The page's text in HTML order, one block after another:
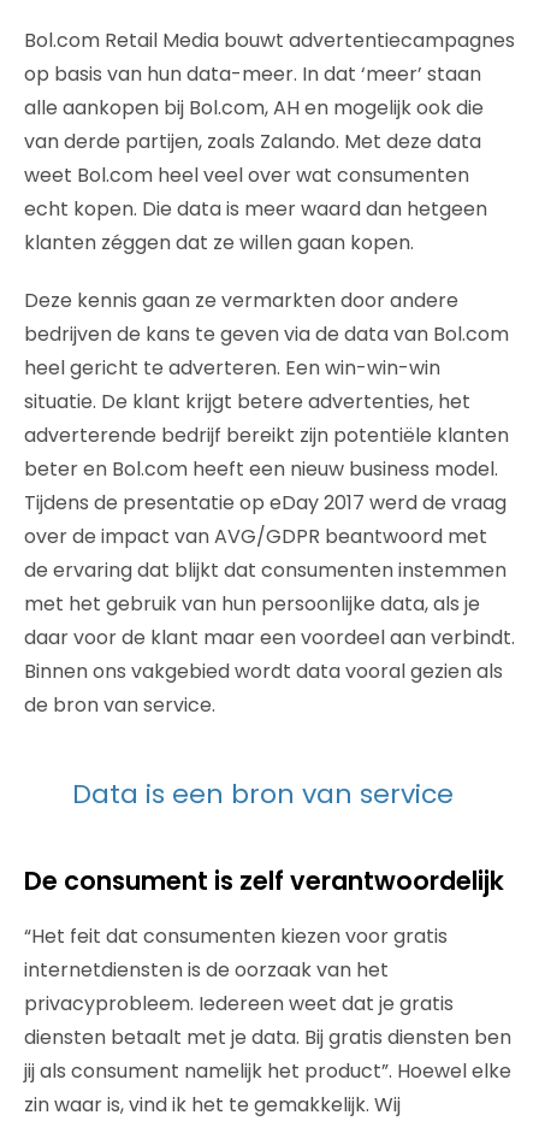
Bol.com Retail Media bouwt advertentiecampagnes
op basis van hun data-meer. In dat ‘meer’ staan
alle aankopen bij Bol.com, AH en mogelijk ook die
van derde partijen, zoals Zalando. Met deze data
weet Bol.com heel veel over wat consumenten
echt kopen. Die data is meer waard dan hetgeen
klanten zéggen dat ze willen gaan kopen.
Deze kennis gaan ze vermarkten door andere
bedrijven de kans te geven via de data van Bol.com
heel gericht te adverteren. Een win-win-win
situatie. De klant krijgt betere advertenties, het
adverterende bedrijf bereikt zijn potentiële klanten
beter en Bol.com heeft een nieuw business model.
Tijdens de presentatie op eDay 2017 werd de vraag
over de impact van AVG/GDPR beantwoord met
de ervaring dat blijkt dat consumenten instemmen
met het gebruik van hun persoonlijke data, als je
daar voor de klant maar een voordeel aan verbindt.
Binnen ons vakgebied wordt data vooral gezien als
de bron van service.
Data is een bron van service
De consument is zelf verantwoordelijk
“Het feit dat consumenten kiezen voor gratis
internetdiensten is de oorzaak van het
privacyprobleem. Iedereen weet dat je gratis
diensten betaalt met je data. Bij gratis diensten ben
jij als consument namelijk het product”. Hoewel elke
zin waar is, vind ik het te gemakkelijk. Wij